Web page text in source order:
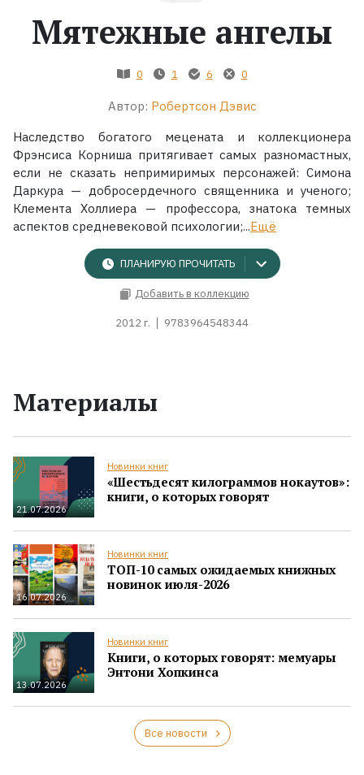
Экранизации
Мятежные ангелы
0 1 6 0
Автор: Робертсон Дэвис
Наследство богатого мецената и коллекционера
Фрэнсиса Корниша притягивает самых разномастных,
если не сказать непримиримых персонажей: Симона
Даркура — добросердечного священника и ученого;
Клемента Холлиера — профессора, знатока темных
аспектов средневековой психологии;...Ещё
ПЛАНИРУЮ ПРОЧИТАТЬ
Добавить в коллекцию
2012 г. 9783964548344
Материалы
21.07.2026
Новинки книг
«Шестьдесят килограммов нокаутов»:
книги, о которых говорят
16.07.2026
Новинки книг
ТОП-10 самых ожидаемых книжных
новинок июля-2026
13.07.2026
Новинки книг
Книги, о которых говорят: мемуары
Энтони Хопкинса
Все новости